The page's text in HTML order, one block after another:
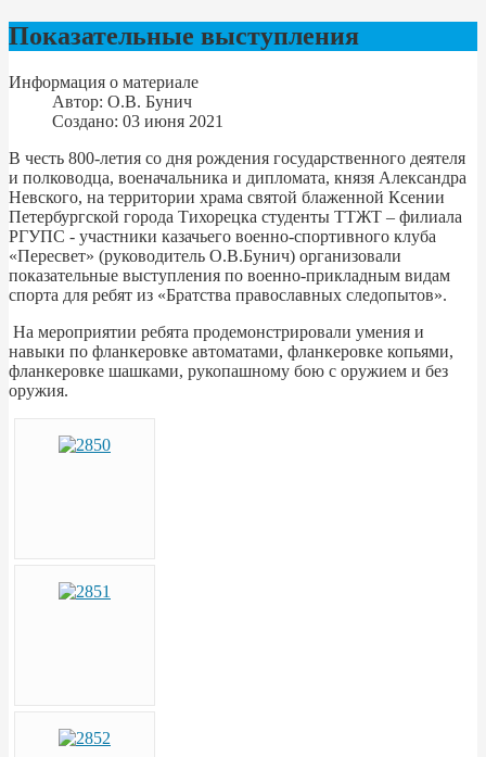
Показательные выступления
Информация о материале
Автор: О.В. Бунич
Создано: 03 июня 2021
В честь 800-летия со дня рождения государственного деятеля
и полководца, военачальника и дипломата, князя Александра
Невского, на территории храма святой блаженной Ксении
Петербургской города Тихорецка студенты ТТЖТ – филиала
РГУПС - участники казачьего военно-спортивного клуба
«Пересвет» (руководитель О.В.Бунич) организовали
показательные выступления по военно-прикладным видам
спорта для ребят из «Братства православных следопытов».
На мероприятии ребята продемонстрировали умения и
навыки по фланкеровке автоматами, фланкеровке копьями,
фланкеровке шашками, рукопашному бою с оружием и без
оружия.